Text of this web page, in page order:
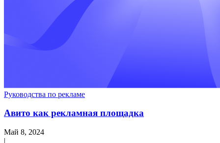
Руководства по рекламе
Авито как рекламная площадка
Май 8, 2024
|